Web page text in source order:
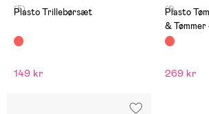
(5)
Plasto Trillebørsæt
149 kr
(1)
Plasto
& Tømmer
269 kr